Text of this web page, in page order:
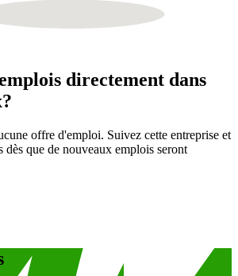
directement dans
offre d'emploi. Suivez cette entreprise et
dès que de nouveaux emplois seront